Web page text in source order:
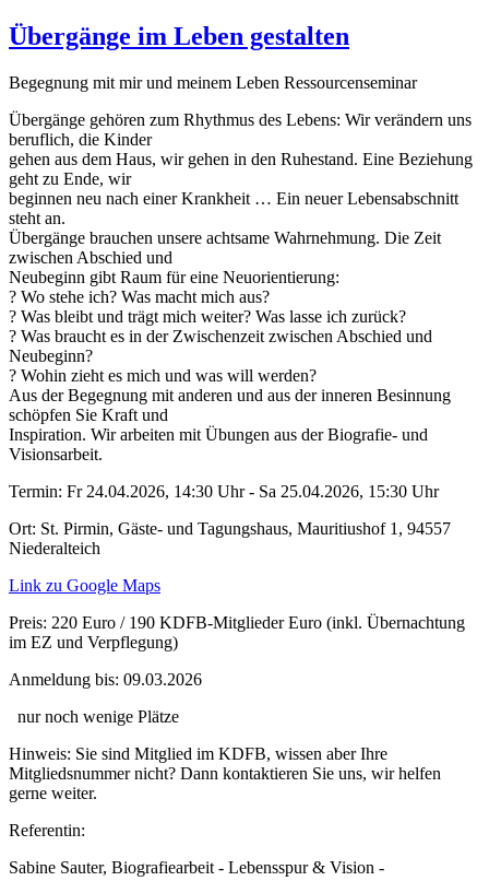
Übergänge im Leben gestalten
Begegnung mit mir und meinem Leben Ressourcenseminar
Übergänge gehören zum Rhythmus des Lebens: Wir verändern uns
beruflich, die Kinder
gehen aus dem Haus, wir gehen in den Ruhestand. Eine Beziehung
geht zu Ende, wir
beginnen neu nach einer Krankheit … Ein neuer Lebensabschnitt
steht an.
Übergänge brauchen unsere achtsame Wahrnehmung. Die Zeit
zwischen Abschied und
Neubeginn gibt Raum für eine Neuorientierung:
? Wo stehe ich? Was macht mich aus?
? Was bleibt und trägt mich weiter? Was lasse ich zurück?
? Was braucht es in der Zwischenzeit zwischen Abschied und
Neubeginn?
? Wohin zieht es mich und was will werden?
Aus der Begegnung mit anderen und aus der inneren Besinnung
schöpfen Sie Kraft und
Inspiration. Wir arbeiten mit Übungen aus der Biografie- und
Visionsarbeit.
Termin: Fr 24.04.2026, 14:30 Uhr - Sa 25.04.2026, 15:30 Uhr
Ort: St. Pirmin, Gäste- und Tagungshaus, Mauritiushof 1, 94557
Niederalteich
Link zu Google Maps
Preis: 220 Euro / 190 KDFB-Mitglieder Euro (inkl. Übernachtung
im EZ und Verpflegung)
Anmeldung bis: 09.03.2026
nur noch wenige Plätze
Hinweis: Sie sind Mitglied im KDFB, wissen aber Ihre
Mitgliedsnummer nicht? Dann kontaktieren Sie uns, wir helfen
gerne weiter.
Referentin:
Sabine Sauter, Biografiearbeit - Lebensspur & Vision -